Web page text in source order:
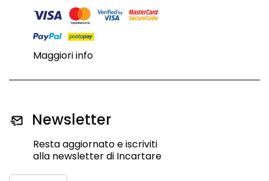
Maggiori info
Newsletter
Resta aggiornato e iscriviti
alla newsletter di Incartare